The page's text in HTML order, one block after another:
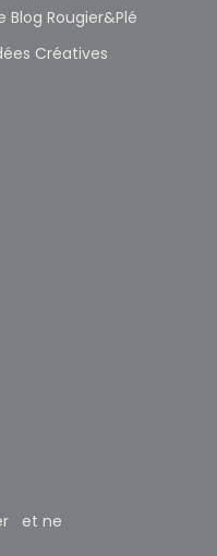
Blog Rougier&Plé
Créatives
et ne